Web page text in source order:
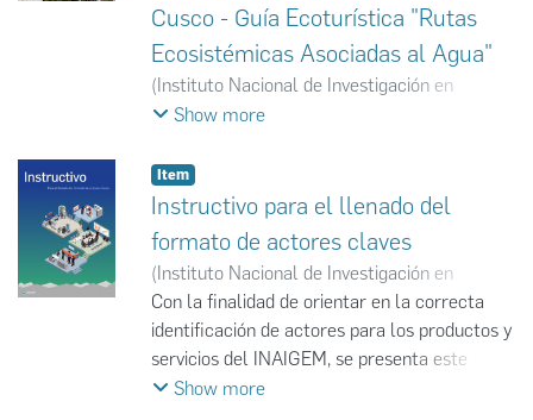
Cusco - Guía Ecoturística "Rutas
Ecosistémicas Asociadas al Agua"
(Instituto Nacional de Investigación en
Glaciares y Ecosistemas de Montaña
Glaciares y Ecosistemas de Montaña
Show more
Item
Instructivo para el llenado del
formato de actores claves
(Instituto Nacional de Investigación en
Glaciares y Ecosistemas de Montaña,2019
Instituto Nacional de Investigación en
Glaciares y Ecosistemas de Montaña
Con la ﬁnalidad de orientar en la correcta
identiﬁcación de actores para los productos y
servicios del INAIGEM, se presenta este
instructivo amigable con una descripción de
Show more